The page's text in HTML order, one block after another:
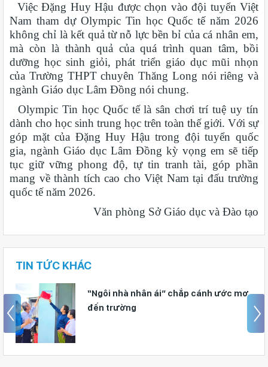
Việc Đặng Huy Hậu được chọn vào đội tuyển Việt
Nam tham dự Olympic Tin học Quốc tế năm 2026
không chỉ là kết quả từ nỗ lực bền bỉ của cá nhân em,
mà còn là thành quả của quá trình quan tâm, bồi
dưỡng học sinh giỏi, phát triển giáo dục mũi nhọn
của Trường THPT chuyên Thăng Long nói riêng và
ngành Giáo dục Lâm Đồng nói chung.
Olympic Tin học Quốc tế là sân chơi trí tuệ uy tín
dành cho học sinh trung học trên toàn thế giới. Với sự
góp mặt của Đặng Huy Hậu trong đội tuyển quốc
gia, ngành Giáo dục Lâm Đồng kỳ vọng em sẽ tiếp
tục giữ vững phong độ, tự tin tranh tài, góp phần
mang về thành tích cao cho Việt Nam tại đấu trường
quốc tế năm 2026.
Văn phòng Sở Giáo dục và Đào tạo
TIN TỨC KHÁC
“Ngôi nhà nhân ái” chắp cánh ước mơ
đến trường